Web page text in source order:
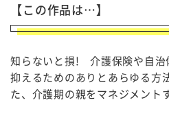
【この作品は…】
知らないと損! 介護保険や自治
抑えるためのありとあらゆる方
た、介護期の親をマネジメント